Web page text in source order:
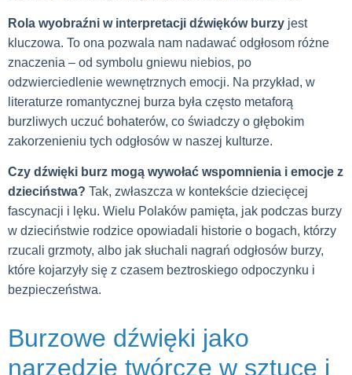
Rola wyobraźni w interpretacji dźwięków burzy jest
kluczowa. To ona pozwala nam nadawać odgłosom różne
znaczenia – od symbolu gniewu niebios, po
odzwierciedlenie wewnętrznych emocji. Na przykład, w
literaturze romantycznej burza była często metaforą
burzliwych uczuć bohaterów, co świadczy o głębokim
zakorzenieniu tych odgłosów w naszej kulturze.
Czy dźwięki burz mogą wywołać wspomnienia i emocje z
dzieciństwa? Tak, zwłaszcza w kontekście dziecięcej
fascynacji i lęku. Wielu Polaków pamięta, jak podczas burzy
w dzieciństwie rodzice opowiadali historie o bogach, którzy
rzucali grzmoty, albo jak słuchali nagrań odgłosów burzy,
które kojarzyły się z czasem beztroskiego odpoczynku i
bezpieczeństwa.
Burzowe dźwięki jako
narzędzie twórcze w sztuce i